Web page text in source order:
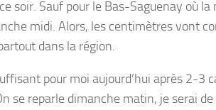
soir. Sauf pour le Bas-Saguenay où
midi. Alors, les centimètres vont
dans la région.
pour moi aujourd’hui après 2-3
se reparle dimanche matin, je serai